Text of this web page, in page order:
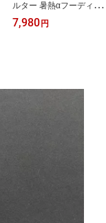
ルター 暑熱αフーディー
XS601A ワークマン uvカ
ットパーカー メンズ ワ
暑熱α フーディ xシェル
7,980 円